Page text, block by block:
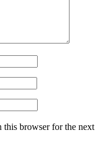
this browser for the next